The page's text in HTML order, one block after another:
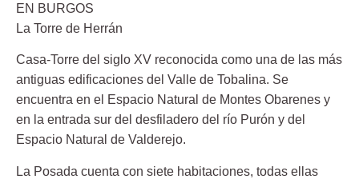
EN BURGOS
La Torre de Herrán
Casa-Torre del siglo XV reconocida como una de las más
antiguas edificaciones del Valle de Tobalina. Se
encuentra en el Espacio Natural de Montes Obarenes y
en la entrada sur del desfiladero del río Purón y del
Espacio Natural de Valderejo.
La Posada cuenta con siete habitaciones, todas ellas